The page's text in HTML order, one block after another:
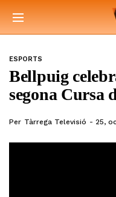
ESPORTS
Bellpuig
segona Cursa
Per Tàrrega Televisió 25,